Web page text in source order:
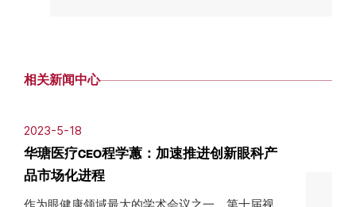
相关新闻中心
2023-5-18
华瑭医疗CEO程学蕙：加速推进创新眼科产
品市场化进程